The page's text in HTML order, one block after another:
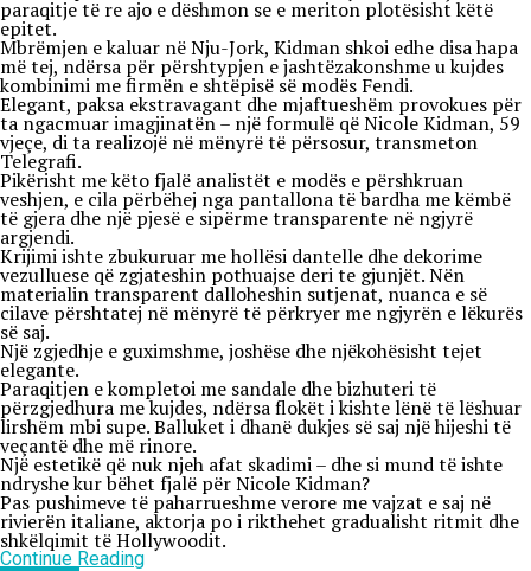
paraqitje të re ajo e dëshmon se e meriton plotësisht këtë
epitet.
Mbrëmjen e kaluar në Nju-Jork, Kidman shkoi edhe disa hapa
më tej, ndërsa për përshtypjen e jashtëzakonshme u kujdes
kombinimi me firmën e shtëpisë së modës Fendi.
Elegant, paksa ekstravagant dhe mjaftueshëm provokues për
ta ngacmuar imagjinatën – një formulë që Nicole Kidman, 59
vjeçe, di ta realizojë në mënyrë të përsosur, transmeton
Telegrafi.
Pikërisht me këto fjalë analistët e modës e përshkruan
veshjen, e cila përbëhej nga pantallona të bardha me këmbë
të gjera dhe një pjesë e sipërme transparente në ngjyrë
argjendi.
Krijimi ishte zbukuruar me hollësi dantelle dhe dekorime
vezulluese që zgjateshin pothuajse deri te gjunjët. Nën
materialin transparent dalloheshin sutjenat, nuanca e së
cilave përshtatej në mënyrë të përkryer me ngjyrën e lëkurës
së saj.
Një zgjedhje e guximshme, joshëse dhe njëkohësisht tejet
elegante.
Paraqitjen e kompletoi me sandale dhe bizhuteri të
përzgjedhura me kujdes, ndërsa flokët i kishte lënë të lëshuar
lirshëm mbi supe. Balluket i dhanë dukjes së saj një hijeshi të
veçantë dhe më rinore.
Një estetikë që nuk njeh afat skadimi – dhe si mund të ishte
ndryshe kur bëhet fjalë për Nicole Kidman?
Pas pushimeve të paharrueshme verore me vajzat e saj në
rivierën italiane, aktorja po i rikthehet gradualisht ritmit dhe
shkëlqimit të Hollywoodit.
Continue Reading